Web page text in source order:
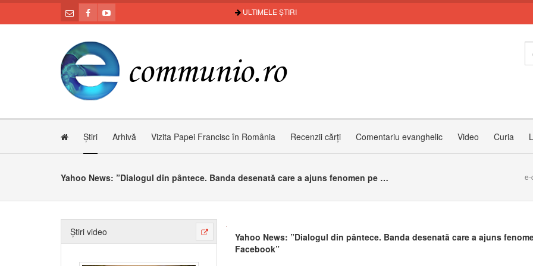
ULTIMELE ȘTIRI
Știri Arhivă Vizita Papei Francisc în România Recenzii cărți Comentariu evanghelic Video Curia
Yahoo News: ”Dialogul din pântece. Banda desenată care a ajuns fenomen pe Facebook” e-
Știri video
Yahoo News: ”Dialogul din pântece. Banda desenată care a ajuns
Facebook”